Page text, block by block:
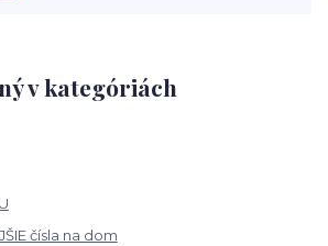
v kategóriách
čísla na dom